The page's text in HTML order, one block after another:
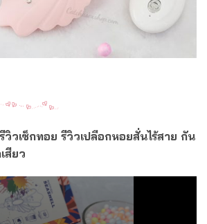
รีวิวเซ็กทอย รีวิวเปลือกหอยสั่นไร้สาย กัน
สียว